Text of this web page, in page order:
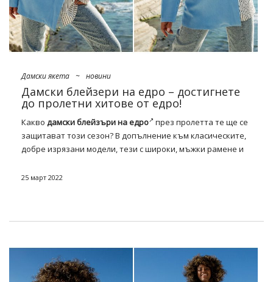
Дамски якета ~ новини
Дамски блейзери на едро – достигнете
до пролетни хитове от едро!
Какво дамски блейзъри на едро
през пролетта те ще се
защитават този сезон? В допълнение към класическите,
добре изрязани модели, тези с широки, мъжки рамене и
предложения. Какво? С баска, без улов и в мега
резюме
Пролетта 2022 е завръщане към класическите решения,
25 март 2022